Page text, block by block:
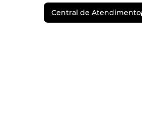
Central de Atendimento